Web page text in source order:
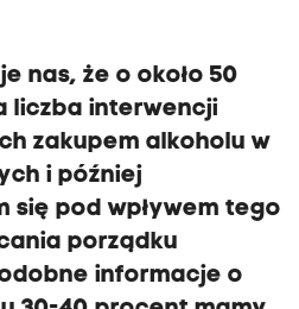
nas, że o około 50
liczba interwencji
zakupem alkoholu w
i później
się pod wpływem tego
porządku
informacje o